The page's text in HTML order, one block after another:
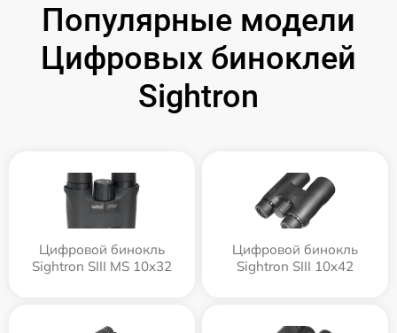
Популярные модели
Цифровых биноклей
Sightron
Цифровой бинокль
Sightron SIII MS 10x32
Цифровой бинокль
Sightron SIII 10x42